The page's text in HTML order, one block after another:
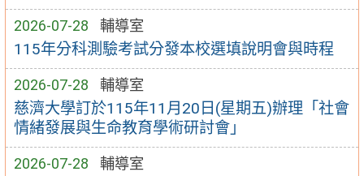
2026-07-28 輔導室
115年分科測驗考試分發本校選填說明會與時程
2026-07-28 輔導室
慈濟大學訂於115年11月20日(星期五)辦理「社會
情緒發展與生命教育學術研討會」
2026-07-28 輔導室